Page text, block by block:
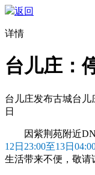
返回
详情
台儿庄：
台儿庄发布古城台儿
日
因紫荆苑附近
12日23:00至13日
生活带来不便，敬请